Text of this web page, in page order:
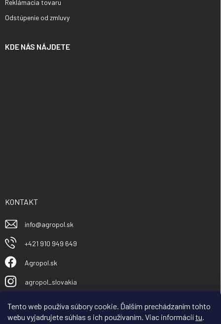
Tento web používa súbory cookie. Ďalším prechádzaním tohto
webu vyjadrujete súhlas s ich používaním. Viac informáciítu.
Reklámacia tovaru
Odstúpenie od zmluvy
KDE NÁS NÁJDETE
KONTAKT
info@agropol.sk
+421 910 949 649
Agropol.sk
agropol_slovakia